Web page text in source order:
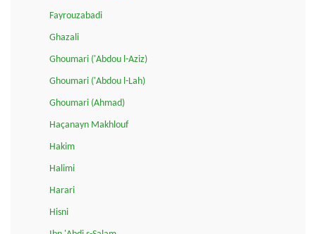
Fayrouzabadi
Ghazali
Ghoumari ('Abdou l-Aziz)
Ghoumari ('Abdou l-Lah)
Ghoumari (Ahmad)
Haçanayn Makhlouf
Hakim
Halimi
Harari
Hisni